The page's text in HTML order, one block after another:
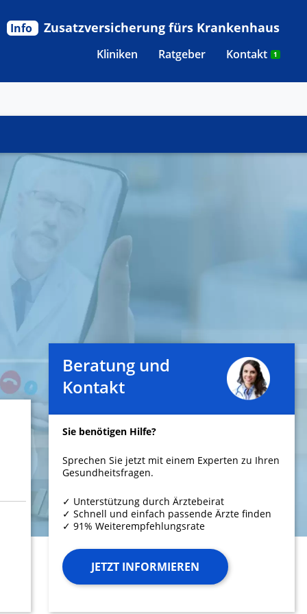
Kliniken Ratgeber Kontakt 1
Info Zusatzversicherung fürs Krankenhaus
Beratung und
Kontakt
Sie benötigen Hilfe?
Sprechen Sie jetzt mit einem Experten zu Ihren
Gesundheitsfragen.
✓ Unterstützung durch Ärztebeirat
✓ Schnell und einfach passende Ärzte finden
✓ 91% Weiterempfehlungsrate
JETZT INFORMIEREN